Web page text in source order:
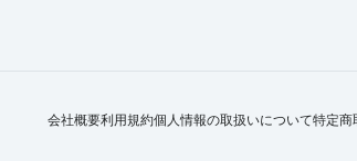
会社概要利用規約個人情報の取扱いについて特定商